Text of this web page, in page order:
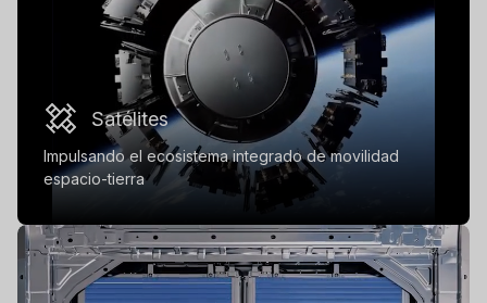
Satélites
Impulsando el ecosistema integrado de movilidad
espacio-tierra